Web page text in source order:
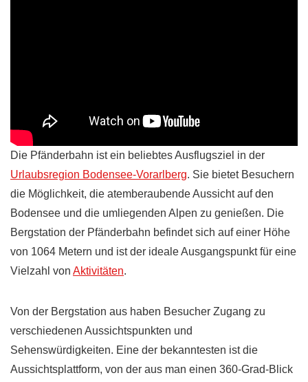
Die Pfänderbahn ist ein beliebtes Ausflugsziel in der
Urlaubsregion Bodensee-Vorarlberg. Sie bietet Besuchern
die Möglichkeit, die atemberaubende Aussicht auf den
Bodensee und die umliegenden Alpen zu genießen. Die
Bergstation der Pfänderbahn befindet sich auf einer Höhe
von 1064 Metern und ist der ideale Ausgangspunkt für eine
Vielzahl von Aktivitäten.
Von der Bergstation aus haben Besucher Zugang zu
verschiedenen Aussichtspunkten und
Sehenswürdigkeiten. Eine der bekanntesten ist die
Aussichtsplattform, von der aus man einen 360-Grad-Blick